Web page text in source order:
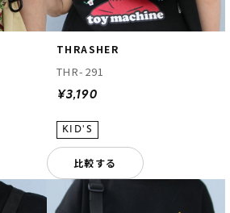
THRASHER
THR-291
¥3,190
比較する